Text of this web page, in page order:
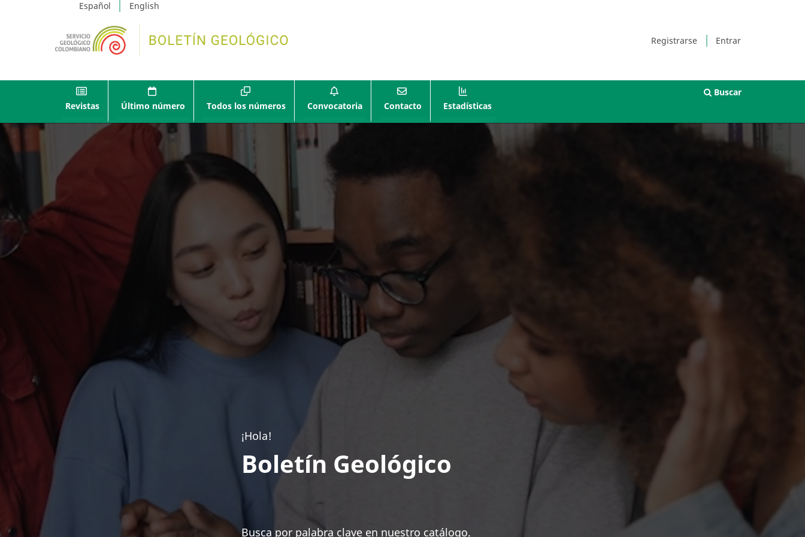
Español English
Registrarse Entrar
Revistas Último número Todos los números Convocatoria Contacto Estadísticas
Buscar
¡Hola!
Boletín Geológico
Busca por palabra clave en nuestro catálogo.